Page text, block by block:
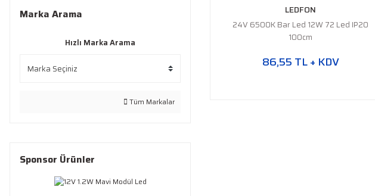
Marka Arama
Hızlı Marka Arama
Tüm Markalar
Sponsor Ürünler
LEDFON
24V 6500K Bar Led 12W 72 Led IP20
100cm
86,55 TL + KDV